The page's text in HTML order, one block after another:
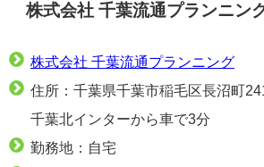
株式会社 千葉流通プランニン
株式会社 千葉流通プランニング
住所：千葉県千葉市稲毛区長沼町
千葉北インターから車で3分
勤務地：自宅